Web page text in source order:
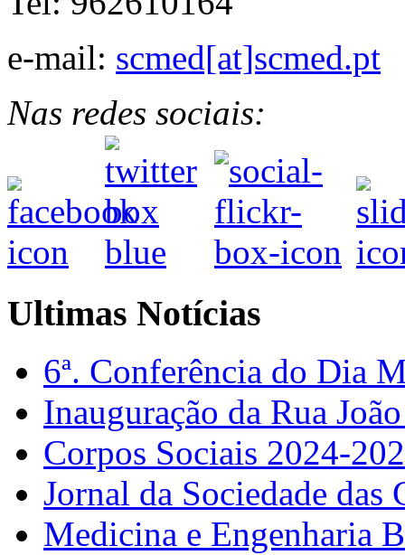
e-mail: scmed[at]scmed.pt
Nas redes sociais:
Ultimas Notícias
6ª. Conferência do Dia
Inauguração da Rua
Corpos Sociais 2024-
Jornal da Sociedade
Medicina e Engenharia